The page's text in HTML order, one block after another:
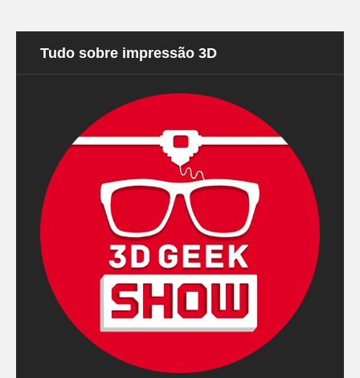
Tudo sobre impressão 3D